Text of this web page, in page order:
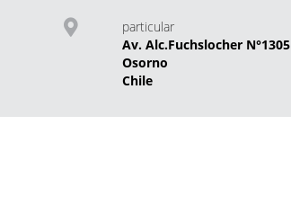
particular
Av. Alc.Fuchslocher N°1305
Osorno
Chile